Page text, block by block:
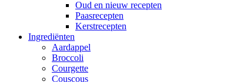
Oud en nieuw recepten
Paasrecepten
Kerstrecepten
Ingrediënten
Aardappel
Broccoli
Courgette
Couscous